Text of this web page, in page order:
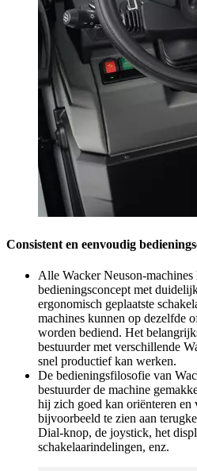
Consistent en eenvoudig
Alle Wacker Neuson-machines
bedieningsconcept met
ergonomisch geplaatste
machines kunnen op dezelfde
worden bediend. Het
bestuurder met verschillende
snel productief kan werken.
De bedieningsfilosofie van
bestuurder de machine
hij zich goed kan oriënteren
bijvoorbeeld te zien aan
Dial-knop, de joystick, het
schakelaarindelingen, enz.